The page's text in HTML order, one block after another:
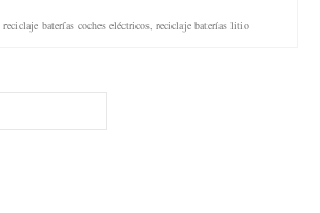
reciclaje baterías coches eléctricos, reciclaje baterías litio